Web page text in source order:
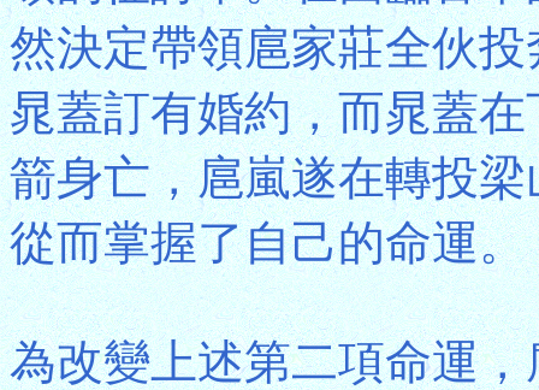
然決定帶領扈家莊全伙
晁蓋訂有婚約，而晁蓋
箭身亡，扈嵐遂在轉投
從而掌握了自己的命運。
為改變上述第二項命運